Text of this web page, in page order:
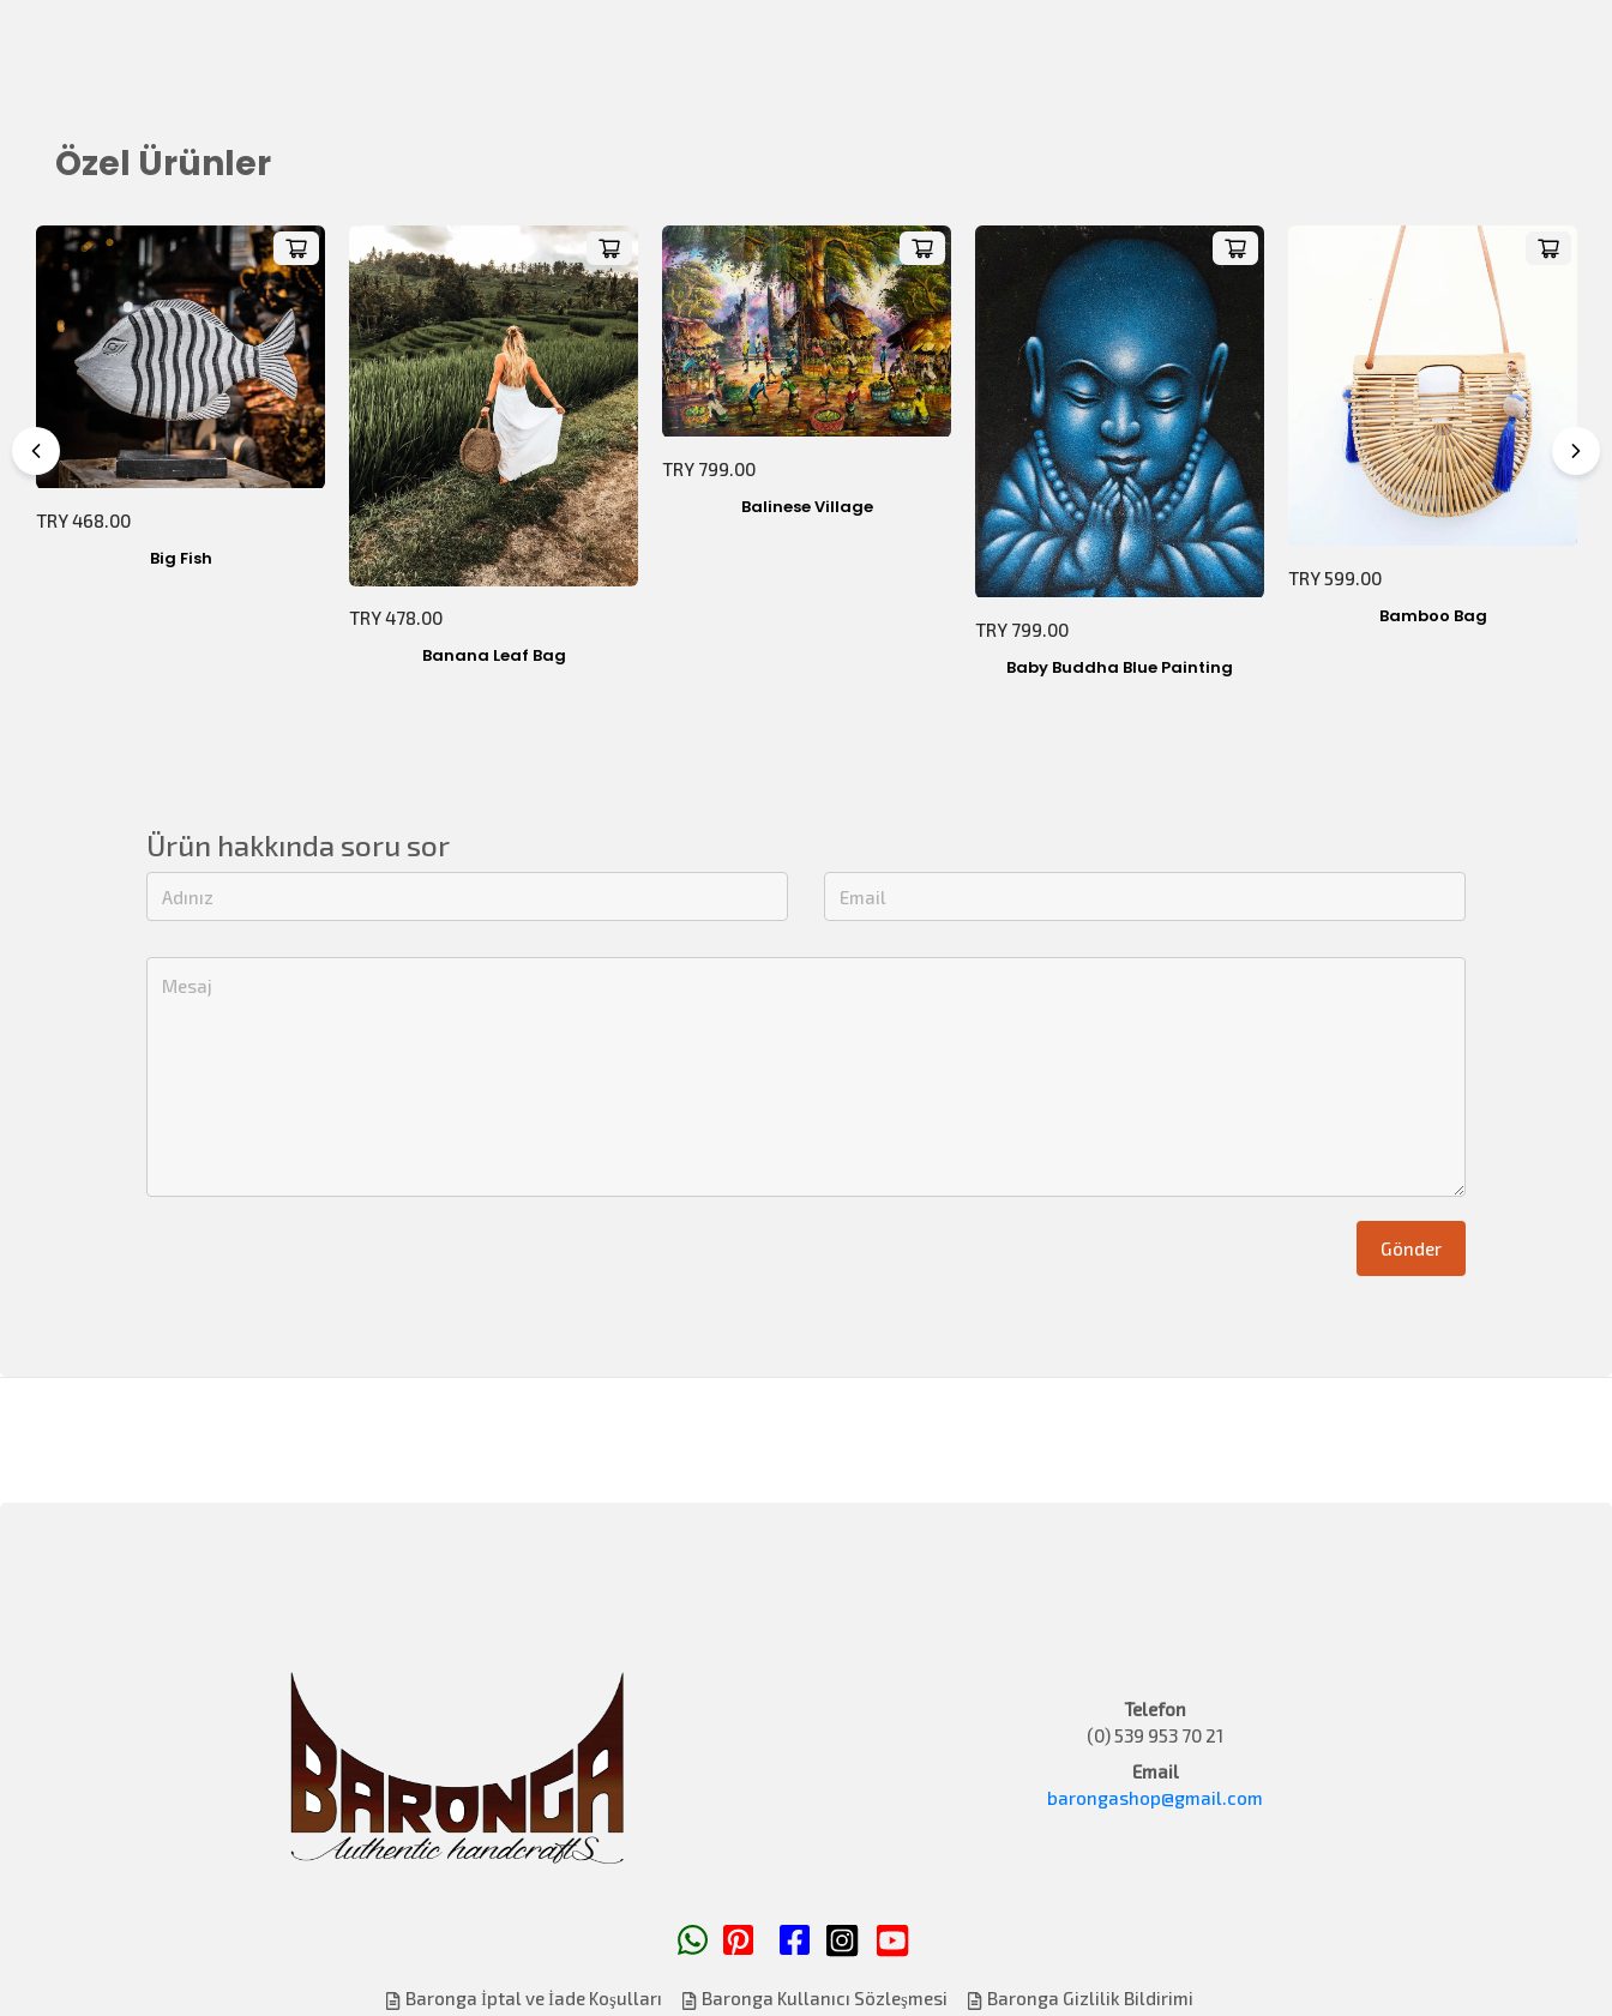
Özel Ürünler
TRY 468.00
Big Fish
TRY 478.00
Banana Leaf Bag
TRY 799.00
Balinese Village
TRY 799.00
Baby Buddha Blue Painting
TRY 599.00
Bamboo Bag
Ürün hakkında soru sor
Telefon
(0) 539 953 70 21
Email
barongashop@gmail.com
Baronga İptal ve İade Koşulları Baronga Kullanıcı Sözleşmesi Baronga Gizlilik Bildirimi